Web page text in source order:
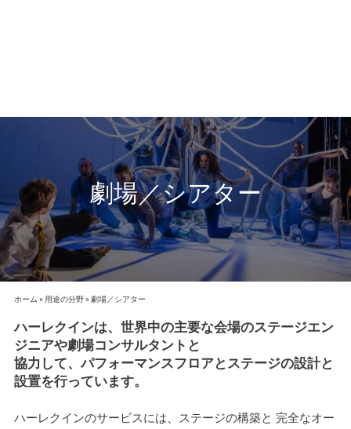
劇場／シアター
ホーム » 用途の分野» 劇場／シアター
ハーレクインは、世界中の主要な会場のステージエン
ジニアや劇場コンサルタントと
協力して、パフォーマンスフロアとステージの設計と
設置を行っています。
ハーレクインのサービスには、ステージの構築と 完全なオー